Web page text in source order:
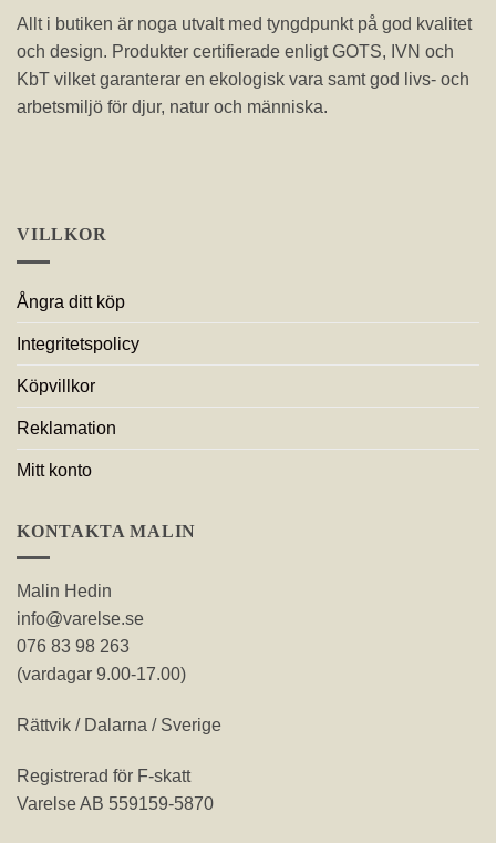
Allt i butiken är noga utvalt med tyngdpunkt på god kvalitet
och design. Produkter certifierade enligt GOTS, IVN och
KbT vilket garanterar en ekologisk vara samt god livs- och
arbetsmiljö för djur, natur och människa.
VILLKOR
Ångra ditt köp
Integritetspolicy
Köpvillkor
Reklamation
Mitt konto
KONTAKTA MALIN
Malin Hedin
info@varelse.se
076 83 98 263
(vardagar 9.00-17.00)
Rättvik / Dalarna / Sverige
Registrerad för F-skatt
Varelse AB 559159-5870